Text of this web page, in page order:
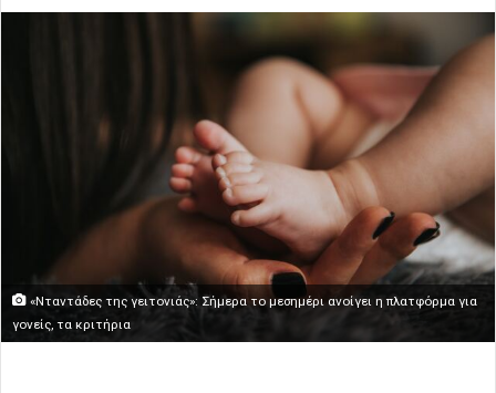
«Νταντάδες της γειτονιάς»: Σήμερα το μεσημέρι ανοίγει η πλατφόρμα για
γονείς, τα κριτήρια